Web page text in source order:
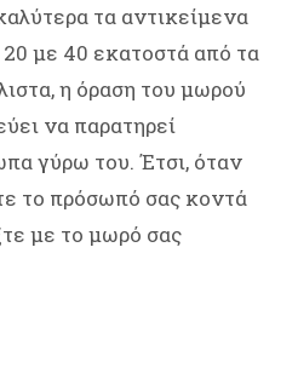
τα αντικείμενα
με 40 εκατοστά από τα
η όραση του μωρού
να παρατηρεί
γύρω του. Έτσι, όταν
το πρόσωπό σας κοντά
με το μωρό σας